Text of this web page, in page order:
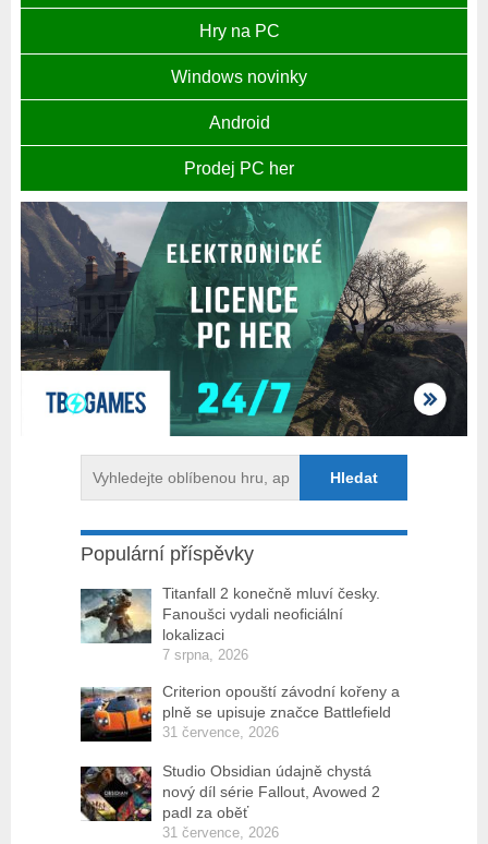
Hry na PC
Windows novinky
Android
Prodej PC her
Populární příspěvky
Titanfall 2 konečně mluví česky.
Fanoušci vydali neoficiální
lokalizaci
7 srpna, 2026
Criterion opouští závodní kořeny a
plně se upisuje značce Battlefield
31 července, 2026
Studio Obsidian údajně chystá
nový díl série Fallout, Avowed 2
padl za oběť
31 července, 2026